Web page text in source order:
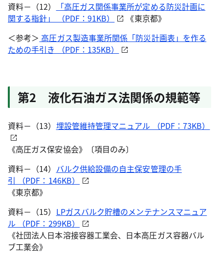
資料－（12）
「高圧ガス関係事業所が定める防災計画に
関する指針」 （PDF：91KB）
《東京都》
＜参考＞ 高圧ガス製造事業所関係「防災計画表」を作る
ための手引き （PDF：135KB）
第2 液化石油ガス法関係の規範等
資料－（13） 埋設管維持管理マニュアル （PDF：73KB）
《高圧ガス保安協会》〔項目のみ〕
資料－（14） バルク供給設備の自主保安管理の手
引 （PDF：146KB）
《東京都》
資料－（15） LPガスバルク貯槽のメンテナンスマニュア
ル （PDF：299KB）
《社団法人日本溶接容器工業会、日本高圧ガス容器バル
ブ工業会》